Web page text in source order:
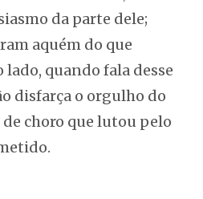
da parte dele;
aquém do que
quando fala desse
disfarça o orgulho do
choro que lutou pelo